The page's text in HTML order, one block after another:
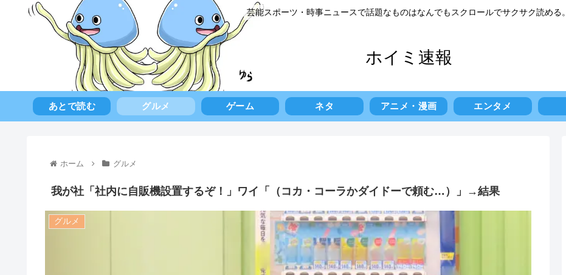
芸能スポーツ・時事ニュースで話題なものはなんでもスクロールでサクサク読める。
ホイミ速報
あとで読む グルメ ゲーム ネタ アニメ・漫画 エンタメ
ホーム グルメ
我が社「社内に自販機設置するぞ！」ワイ「（コカ・コーラかダイドーで頼む…）」→結果
グルメ